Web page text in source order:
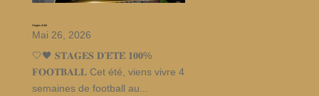
Stages d’été
Mai 26, 2026
🤍🖤 𝐒𝐓𝐀𝐆𝐄𝐒 𝐃’𝐄́𝐓𝐄́ 𝟏𝟎𝟎%
𝐅𝐎𝐎𝐓𝐁𝐀𝐋𝐋 Cet été, viens vivre 4
semaines de football au...